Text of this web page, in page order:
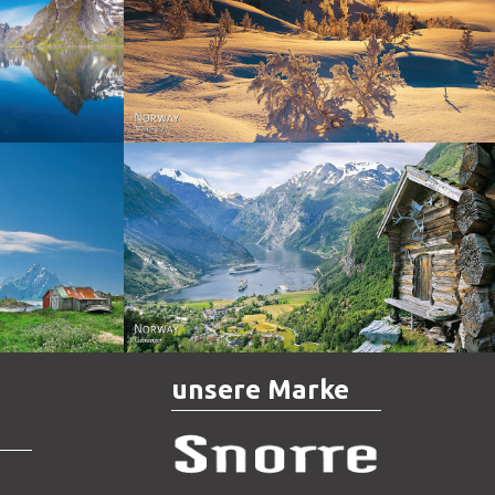
North
Norway - Winter gold
Norway - Geiranger
unsere Marke